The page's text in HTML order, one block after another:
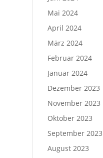
Mai 2024
April 2024
März 2024
Februar 2024
Januar 2024
Dezember 2023
November 2023
Oktober 2023
September 2023
August 2023